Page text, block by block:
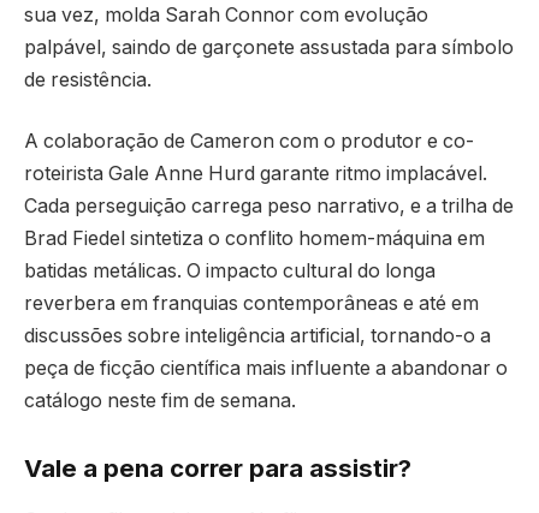
sua vez, molda Sarah Connor com evolução
palpável, saindo de garçonete assustada para símbolo
de resistência.
A colaboração de Cameron com o produtor e co-
roteirista Gale Anne Hurd garante ritmo implacável.
Cada perseguição carrega peso narrativo, e a trilha de
Brad Fiedel sintetiza o conflito homem-máquina em
batidas metálicas. O impacto cultural do longa
reverbera em franquias contemporâneas e até em
discussões sobre inteligência artificial, tornando-o a
peça de ficção científica mais influente a abandonar o
catálogo neste fim de semana.
Vale a pena correr para assistir?